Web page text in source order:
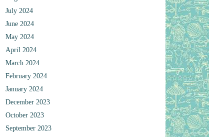
July 2024
June 2024
May 2024
April 2024
March 2024
February 2024
January 2024
December 2023
October 2023
September 2023